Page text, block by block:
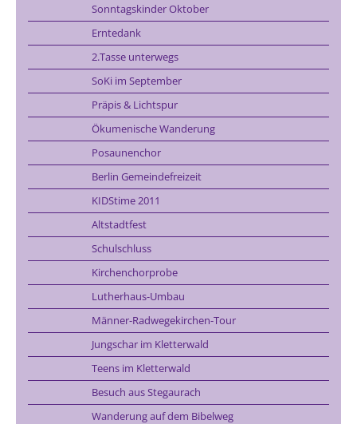
Sonntagskinder Oktober
Erntedank
2.Tasse unterwegs
SoKi im September
Präpis & Lichtspur
Ökumenische Wanderung
Posaunenchor
Berlin Gemeindefreizeit
KIDStime 2011
Altstadtfest
Schulschluss
Kirchenchorprobe
Lutherhaus-Umbau
Männer-Radwegekirchen-Tour
Jungschar im Kletterwald
Teens im Kletterwald
Besuch aus Stegaurach
Wanderung auf dem Bibelweg